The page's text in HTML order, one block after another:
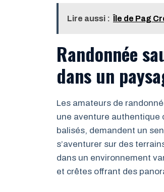
Lire aussi : Île de Pag
Randonnée
dans un
Les amateurs de
une aventure authentique
balisés, demandent un
s’aventurer sur des
dans un environnement
et crêtes offrant des